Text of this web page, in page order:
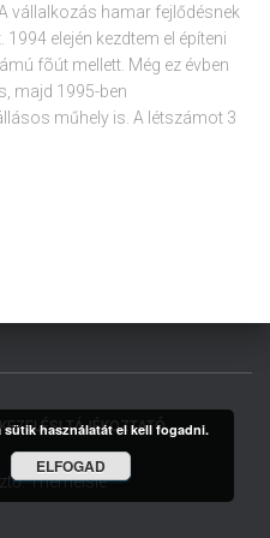
vállalkozás hamar fejlődésnek
elején kezdtem el építeni
fõút mellett. Még ez évben
majd 1995-ben
műhely is. A létszámot 3
TÁJÉKOZTATÓ
ThemeIsle
használatát el kell fogadni.
ELFOGAD